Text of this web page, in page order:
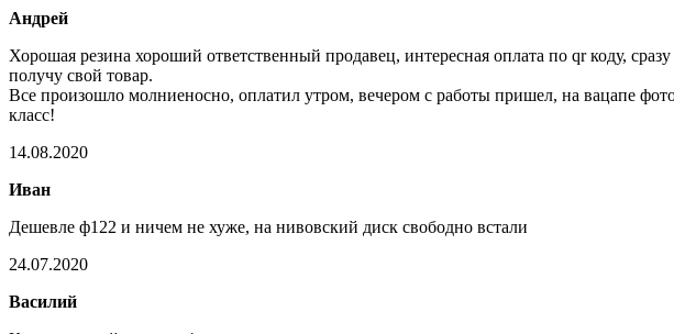
Андрей
Хорошая резина хороший ответственный продавец, интересная оплата по qr коду,
получу свой товар.
Все произошло молниеносно, оплатил утром, вечером с работы пришел, на вацапе
класс!
14.08.2020
Иван
Дешевле ф122 и ничем не хуже, на нивовский диск свободно встали
24.07.2020
Василий